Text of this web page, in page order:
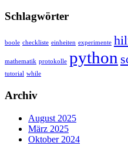
Schlagwörter
boole checkliste einheiten experimente
mathematik protokolle python
tutorial while
Archiv
August 2025
März 2025
Oktober 2024